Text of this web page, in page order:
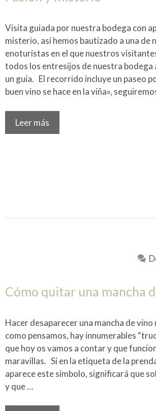
Visita guiada por nuestra bodega con
misterio, así hemos bautizado a una de
enoturistas en el que nuestros
todos los entresijos de nuestra bodega
un guía. El recorrido incluye un paseo
buen vino se hace en la viña»,
Leer más
Cómo quitar una mancha
Hacer desaparecer una mancha de
como pensamos, hay innumerables
que hoy os vamos a contar y que
maravillas. Si en la etiqueta de la
aparece este símbolo, significará que
y que …